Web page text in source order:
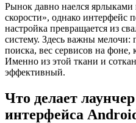
Рынок давно наелся
скорости», однако интерфейс
настройка превращается из
систему. Здесь важны мелочи:
поиска, вес сервисов на фоне,
Именно из этой ткани и
эффективный.
Что делает
интерфейса